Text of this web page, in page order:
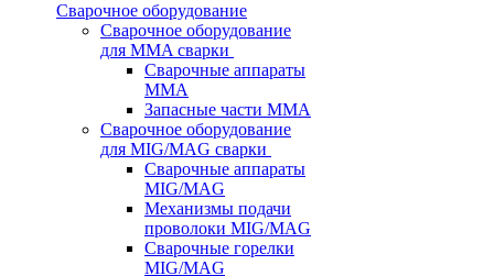
Сварочное оборудование
Сварочное оборудование
для MMA сварки
Сварочные аппараты
MMA
Запасные части MMA
Сварочное оборудование
для MIG/MAG сварки
Сварочные аппараты
MIG/MAG
Механизмы подачи
проволоки MIG/MAG
Сварочные горелки
MIG/MAG